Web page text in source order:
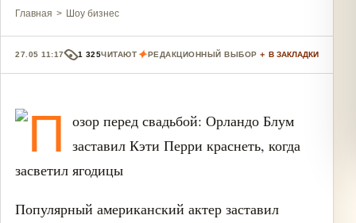
Главная > Шоу бизнес
27.05 11:17 1 325ЧИТАЮТ✦РЕДАКЦИОННЫЙ ВЫБОР ＋ В ЗАКЛАДКИ
Популярный американский актер заставил